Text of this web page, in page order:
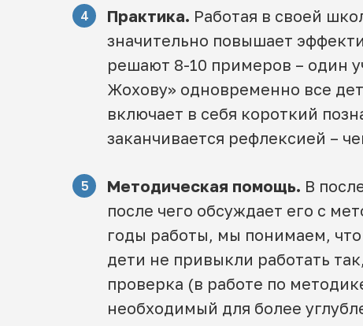
4 Практика. Работая в своей
значительно повышает
решают 8-10 примеров – один
Жохову» одновременно все
включает в себя короткий
заканчивается рефлексией –
5 Методическая помощь. В
после чего обсуждает его с
годы работы, мы понимаем,
дети не привыкли работать
проверка (в работе по
необходимый для более